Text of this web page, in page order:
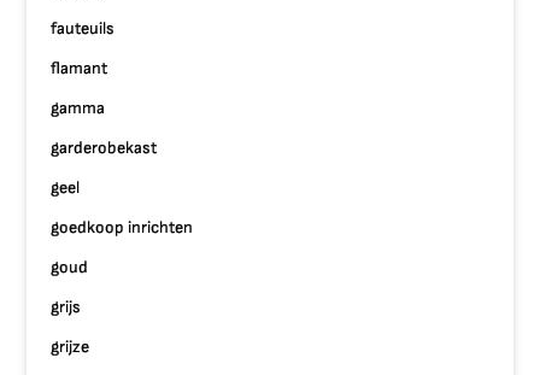
fauteuils
flamant
gamma
garderobekast
geel
goedkoop inrichten
goud
grijs
grijze